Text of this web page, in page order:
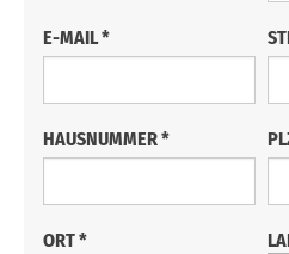
E-MAIL*
HAUSNUMMER*
ORT*